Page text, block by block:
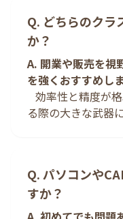
Q. どちらのクラ
か？
A. 開業や販売を視
を強くおすすめしま
効率性と精度が
る際の大きな武器
Q. パソコンや
すか？